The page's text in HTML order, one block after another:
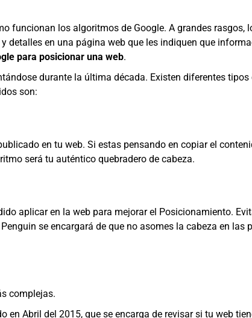
funcionan los algoritmos de Google. A grandes rasgos,
detalles en una página web que les indiquen que
para posicionar una web.
durante la última década. Existen diferentes
son:
en tu web. Si estas pensando en copiar el
será tu auténtico quebradero de cabeza.
aplicar en la web para mejorar el Posicionamiento.
se encargará de que no asomes la cabeza en las
complejas.
Abril del 2015, que se encarga de revisar si tu web